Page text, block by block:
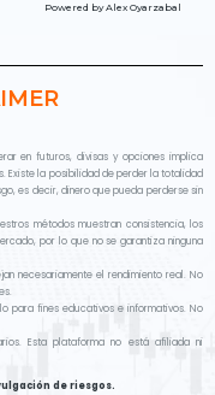
Powered by Alex Oyarzabal
en futuros, divisas y opciones implica
Existe la posibilidad de perder la totalidad
es decir, dinero que pueda perderse sin
métodos muestran consistencia, los
por lo que no se garantiza ninguna
necesariamente el rendimiento real. No
para fines educativos e informativos. No
Esta plataforma no está afiliada ni
de riesgos.